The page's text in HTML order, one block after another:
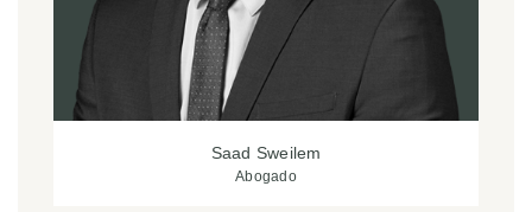
Saad Sweilem
Abogado